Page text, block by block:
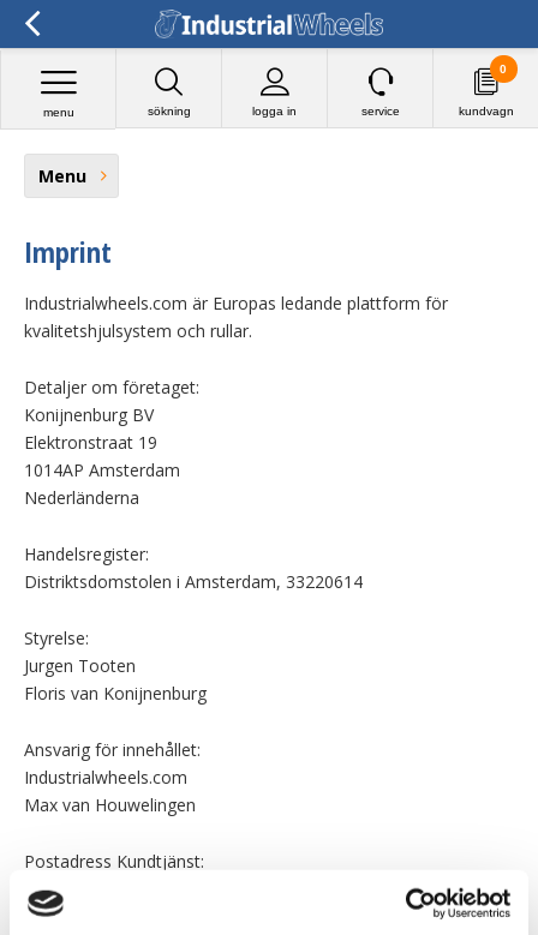
sökning logga in
menu service kundvagn
0
Menu
Imprint
Industrialwheels.com är Europas ledande plattform för
kvalitetshjulsystem och rullar.
Detaljer om företaget:
Konijnenburg BV
Elektronstraat 19
1014AP Amsterdam
Nederländerna
Handelsregister:
Distriktsdomstolen i Amsterdam, 33220614
Styrelse:
Jurgen Tooten
Floris van Konijnenburg
Ansvarig för innehållet:
Industrialwheels.com
Max van Houwelingen
Postadress Kundtjänst:
Konijnenburg BV
Elektronstraat 19